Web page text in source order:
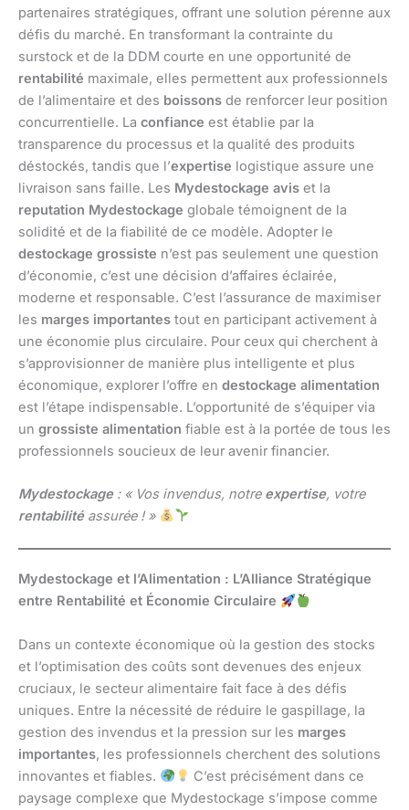
partenaires stratégiques, offrant une solution pérenne aux
défis du marché. En transformant la contrainte du
surstock et de la DDM courte en une opportunité de
rentabilité maximale, elles permettent aux professionnels
de l’alimentaire et des boissons de renforcer leur position
concurrentielle. La confiance est établie par la
transparence du processus et la qualité des produits
déstockés, tandis que l’expertise logistique assure une
livraison sans faille. Les Mydestockage avis et la
reputation Mydestockage globale témoignent de la
solidité et de la fiabilité de ce modèle. Adopter le
destockage grossiste n’est pas seulement une question
d’économie, c’est une décision d’affaires éclairée,
moderne et responsable. C’est l’assurance de maximiser
les marges importantes tout en participant activement à
une économie plus circulaire. Pour ceux qui cherchent à
s’approvisionner de manière plus intelligente et plus
économique, explorer l’offre en destockage alimentation
est l’étape indispensable. L’opportunité de s’équiper via
un grossiste alimentation fiable est à la portée de tous les
professionnels soucieux de leur avenir financier.
Mydestockage: « Vos invendus, notre expertise, votre
rentabilitéassurée ! »
Mydestockage et l’Alimentation : L’Alliance Stratégique
entre Rentabilité et Économie Circulaire
Dans un contexte économique où la gestion des stocks
et l’optimisation des coûts sont devenues des enjeux
cruciaux, le secteur alimentaire fait face à des défis
uniques. Entre la nécessité de réduire le gaspillage, la
gestion des invendus et la pression sur les marges
importantes, les professionnels cherchent des solutions
innovantes et fiables.
C’est précisément dans ce
paysage complexe que Mydestockage s’impose comme